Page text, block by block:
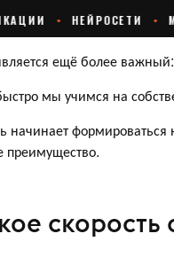
ещё более важный:
мы учимся на
начинает формироваться
преимущество.
скорость